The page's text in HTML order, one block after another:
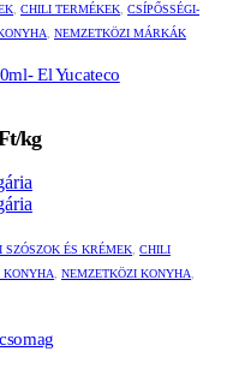
CHILI TERMÉKEK CSÍPŐSSÉGI-
NEMZETKÖZI MÁRKÁK
El Yucateco
kg
SZÓSZOK ÉS KRÉMEK CHILI
NEMZETKÖZI KONYHA